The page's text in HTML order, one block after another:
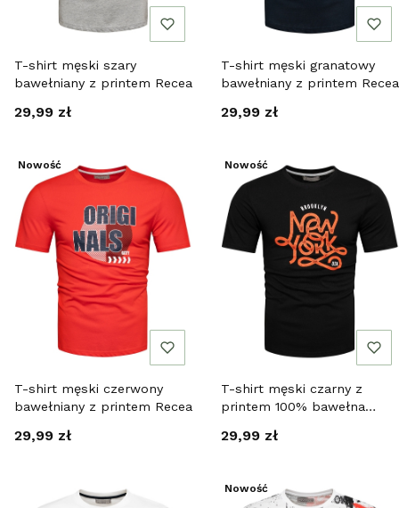
T-shirt męski szary
bawełniany z printem Recea
Cena
29,99 zł
T-shirt męski granatowy
bawełniany z printem Recea
Cena
29,99 zł
Nowość
T-shirt męski czerwony
bawełniany z printem Recea
Cena
29,99 zł
Nowość
T-shirt męski czarny z
printem 100% bawełna
Cena
29,99 zł
Nowość